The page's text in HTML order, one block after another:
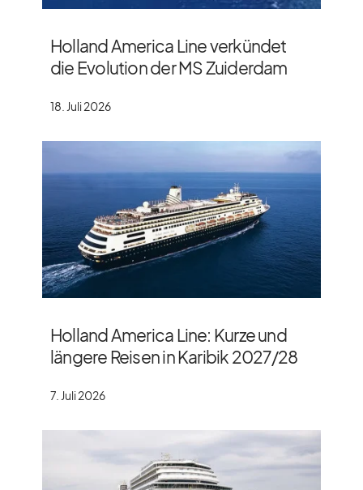
Holland America Line verkündet
die Evolution der MS Zuiderdam
18. Juli 2026
Holland America Line: Kurze und
längere Reisen in Karibik 2027/​28
7. Juli 2026